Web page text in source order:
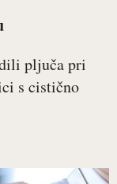
pljuča pri
s cistično